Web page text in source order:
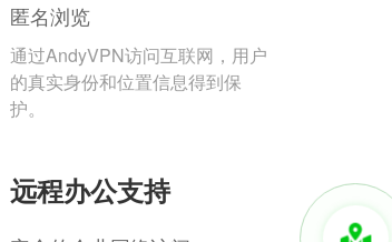
匿名浏览
通过AndyVPN访问互联网，用户
的真实身份和位置信息得到保
护。
远程办公支持